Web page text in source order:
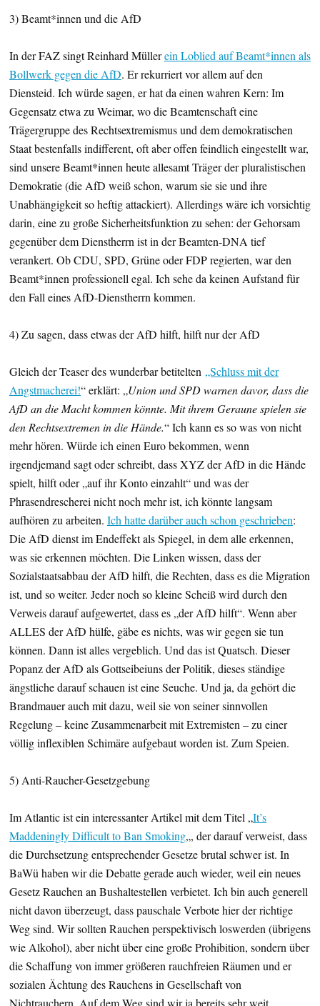
3) Beamt*innen und die AfD
In der FAZ singt Reinhard Müllerein Loblied auf Beamt*innen als
Bollwerk gegen die AfD. Er rekurriert vor allem auf den
Diensteid. Ich würde sagen, er hat da einen wahren Kern: Im
Gegensatz etwa zu Weimar, wo die Beamtenschaft eine
Trägergruppe des Rechtsextremismus und dem demokratischen
Staat bestenfalls indifferent, oft aber offen feindlich eingestellt war,
sind unsere Beamt*innen heute allesamt Träger der pluralistischen
Demokratie (die AfD weiß schon, warum sie sie und ihre
Unabhängigkeit so heftig attackiert). Allerdings wäre ich vorsichtig
darin, eine zu große Sicherheitsfunktion zu sehen: der Gehorsam
gegenüber dem Dienstherrn ist in der Beamten-DNA tief
verankert. Ob CDU, SPD, Grüne oder FDP regierten, war den
Beamt*innen professionell egal. Ich sehe da keinen Aufstand für
den Fall eines AfD-Dienstherrn kommen.
4) Zu sagen, dass etwas der AfD hilft, hilft nur der AfD
Gleich der Teaser des wunderbar betitelten „Schluss mit der
Angstmacherei!“ erklärt: „Union und SPD warnen davor, dass die
AfD an die Macht kommen könnte. Mit ihrem Geraune spielen sie
den Rechtsextremen in die Hände.“ Ich kann es so was von nicht
mehr hören. Würde ich einen Euro bekommen, wenn
irgendjemand sagt oder schreibt, dass XYZ der AfD in die Hände
spielt, hilft oder „auf ihr Konto einzahlt“ und was der
Phrasendrescherei nicht noch mehr ist, ich könnte langsam
aufhören zu arbeiten. Ich hatte darüber auch schon geschrieben:
Die AfD dienst im Endeffekt als Spiegel, in dem alle erkennen,
was sie erkennen möchten. Die Linken wissen, dass der
Sozialstaatsabbau der AfD hilft, die Rechten, dass es die Migration
ist, und so weiter. Jeder noch so kleine Scheiß wird durch den
Verweis darauf aufgewertet, dass es „der AfD hilft“. Wenn aber
ALLES der AfD hülfe, gäbe es nichts, was wir gegen sie tun
können. Dann ist alles vergeblich. Und das ist Quatsch. Dieser
Popanz der AfD als Gottseibeiuns der Politik, dieses ständige
ängstliche darauf schauen ist eine Seuche. Und ja, da gehört die
Brandmauer auch mit dazu, weil sie von seiner sinnvollen
Regelung – keine Zusammenarbeit mit Extremisten – zu einer
völlig inflexiblen Schimäre aufgebaut worden ist. Zum Speien.
5) Anti-Raucher-Gesetzgebung
Im Atlantic ist ein interessanter Artikel mit dem Titel „It’s
Maddeningly Difficult to Ban Smoking„, der darauf verweist, dass
die Durchsetzung entsprechender Gesetze brutal schwer ist. In
BaWü haben wir die Debatte gerade auch wieder, weil ein neues
Gesetz Rauchen an Bushaltestellen verbietet. Ich bin auch generell
nicht davon überzeugt, dass pauschale Verbote hier der richtige
Weg sind. Wir sollten Rauchen perspektivisch loswerden (übrigens
wie Alkohol), aber nicht über eine große Prohibition, sondern über
die Schaffung von immer größeren rauchfreien Räumen und er
sozialen Ächtung des Rauchens in Gesellschaft von
Nichtrauchern. Auf dem Weg sind wir ja bereits sehr weit